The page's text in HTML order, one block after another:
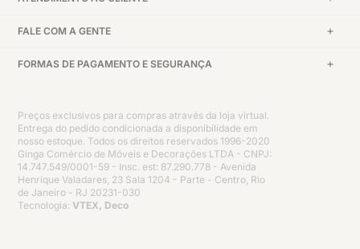
FALE COM A GENTE
FORMAS DE PAGAMENTO E SEGURANÇA
Preços exclusivos para compras através da loja virtual.
Entrega do pedido condicionada a disponibilidade em
nosso estoque. Todos os direitos reservados 1996-2020
Ginga Comércio de Móveis e Decorações LTDA - CNPJ:
14.747.549/0001-59 - Insc. est: 87.290.778 - Avenida
Henrique Valadares, 23 Sala 1204 - Parte - Centro, Rio
de Janeiro - RJ 20231-030
Tecnologia: VTEX, Deco